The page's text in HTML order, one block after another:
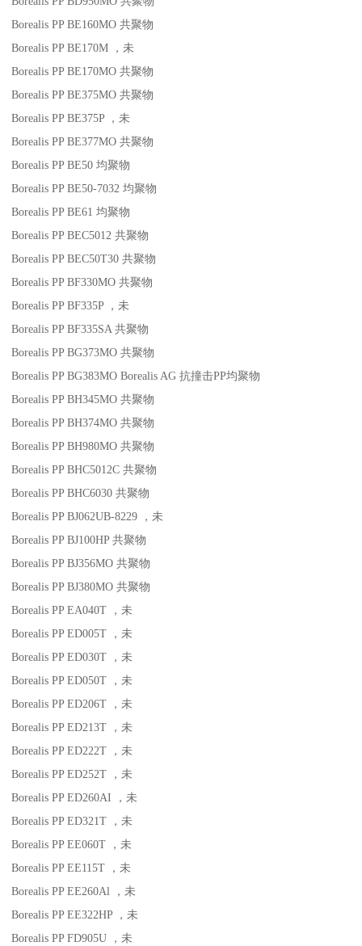
Borealis PP BE160MO 共聚物
Borealis PP BE170M
，未
Borealis PP BE170MO 共聚物
Borealis PP BE375MO 共聚物
Borealis PP BE375P
，未
Borealis PP BE377MO 共聚物
Borealis PP BE50 均聚物
Borealis PP BE50-7032 均聚物
Borealis PP BE61 均聚物
Borealis PP BEC5012 共聚物
Borealis PP BEC50T30 共聚物
Borealis PP BF330MO 共聚物
Borealis PP BF335P
，未
Borealis PP BF335SA 共聚物
Borealis PP BG373MO 共聚物
Borealis PP BG383MO Borealis AG 抗撞击PP均聚物
Borealis PP BH345MO 共聚物
Borealis PP BH374MO 共聚物
Borealis PP BH980MO 共聚物
Borealis PP BHC5012C 共聚物
Borealis PP BHC6030 共聚物
Borealis PP BJ062UB-8229
，未
Borealis PP BJ100HP 共聚物
Borealis PP BJ356MO 共聚物
Borealis PP BJ380MO 共聚物
Borealis PP EA040T
，未
Borealis PP ED005T
，未
Borealis PP ED030T
，未
Borealis PP ED050T
，未
Borealis PP ED206T
，未
Borealis PP ED213T
，未
Borealis PP ED222T
，未
Borealis PP ED252T
，未
Borealis PP ED260AI
，未
Borealis PP ED321T
，未
Borealis PP EE060T
，未
Borealis PP EE115T
，未
Borealis PP EE260Al
，未
Borealis PP EE322HP
，未
Borealis PP FD905U
，未